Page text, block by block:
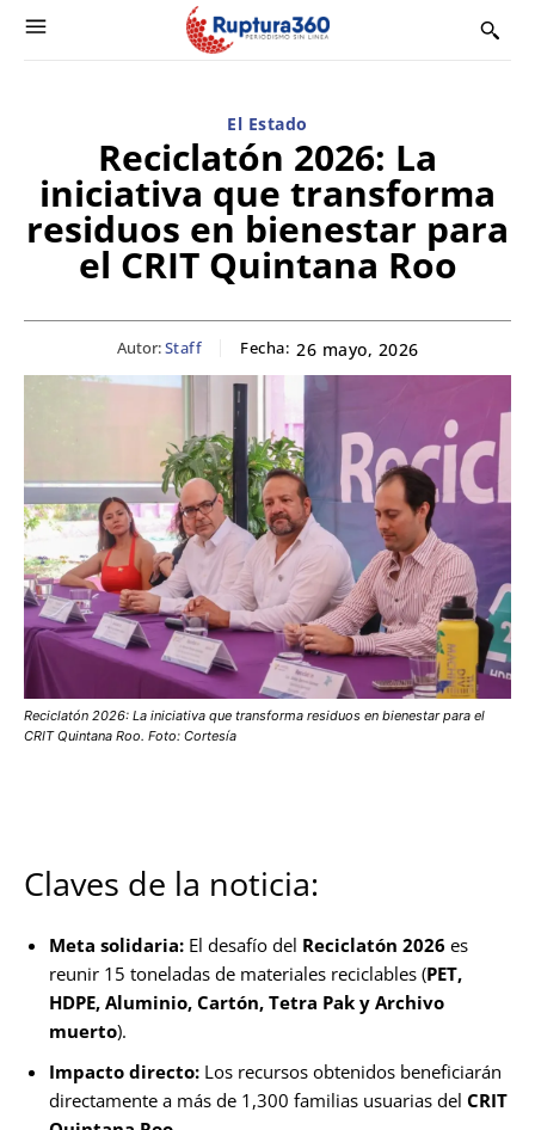
El Estado
Reciclatón 2026: La
iniciativa que transforma
residuos en bienestar para
el CRIT Quintana Roo
Autor:Staff Fecha: 26 mayo, 2026
Reciclatón 2026: La iniciativa que transforma residuos en bienestar para el
CRIT Quintana Roo. Foto: Cortesía
Claves de la noticia:
Meta solidaria: El desafío del Reciclatón 2026 es
reunir 15 toneladas de materiales reciclables (PET,
HDPE, Aluminio, Cartón, Tetra Pak y Archivo
muerto).
Impacto directo: Los recursos obtenidos beneficiarán
directamente a más de 1,300 familias usuarias del CRIT